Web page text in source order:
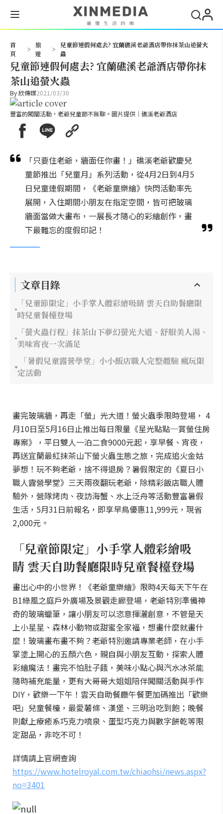
首
頁
>
旅
遊
>
兒童節連假何處去? 宜蘭礁溪老爺酒店帶你抹茶山追螢火
蟲
兒童節連假何處去? 宜蘭礁溪老爺酒店帶你抹
茶山追螢火蟲
By欣傳媒2021/03/30
豐富的闖關活動，老爺兒童節不無聊。圖片提供｜礁溪老爺酒店
「只要住老爺，牆面任你畫！」礁溪老爺歡慶兒
童節推出「兒童月」系列活動，從4月2日到4月5
日兒童連假期間，《老爺童樂繪》快閃活動率先
展開，入住期間小朋友在指定空間，皆可把玻璃
牆面當做大畫布，一展長才隨心的彩繪創作，畫
下最難忘的度假印記！
文章目錄
「兒童節限定」小手掌人體彩繪吸睛 雲天自助餐廳限
時兒童餐檯登場
「螢火蟲行程」抹茶山下夢幻螢光大道、舒服美人湯、
美味宵夜一次滿足
「暑假兒童露營學堂」小小飯店職人完整體驗 瘋玩限
定活動
畫完玻璃牆，再走「螢」光大道！螢火蟲季限時登場， 4
月10日至5月16日止推出每日限量《星光點點─賞螢住房
專案》，平日雙人一泊二食9000元起，享早餐、宵夜，
再送宜蘭最紅抹茶山下螢火蟲生態之旅，完成追火金姑
夢想！玩不夠老爺，捨不得退房？暑假限定的《夏日小
職人露營學堂》三天兩夜翻玩老爺，除精彩飯店職人體
驗外，營隊烤肉、夜訪海蟹、水上泛舟等活動豐富暑假
生活，5月31日前報名，即享早鳥優惠11,999元，現省
2,000元。
「兒童節限定」小手掌人體彩繪吸
睛 雲天自助餐廳限時兒童餐檯登場
畫出心中的小世界！《老爺童樂繪》限時4天每天下午在
B1綠風之庭戶外廣場及景觀走廊登場，老爺特別準備神
奇的玻璃蠟筆，讓小朋友可以恣意揮灑創意，不管是天
上小星星、森林小動物或甜蜜全家福，想畫什麼就畫什
麼！玻璃畫布畫不夠？老爺特別邀請專業老師，在小手
掌塗上開心的五顏六色，親自與小朋友互動，探索人體
彩繪魔法！畫完不怕肚子餓，美味小點心與汽水冰茶能
隨時補充能量，更有大哥哥大姐姐陪伴闖關活動與手作
DIY，歡樂一下午！雲天自助餐廳午餐更加碼推出「歡樂
吧」兒童餐檯，最愛薯條、漢堡、三明治吃到飽；晚餐
則獻上療癒系巧克力噴泉、蛋型巧克力與數字餅乾等限
定甜品，非吃不可！
詳情請上官網查詢
https://www.hotelroyal.com.tw/chiaohsi/news.aspx?
no=3401